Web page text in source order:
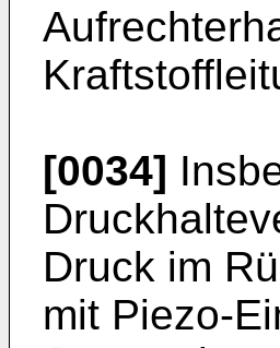
[0034]
Druck im
mit Piezo-